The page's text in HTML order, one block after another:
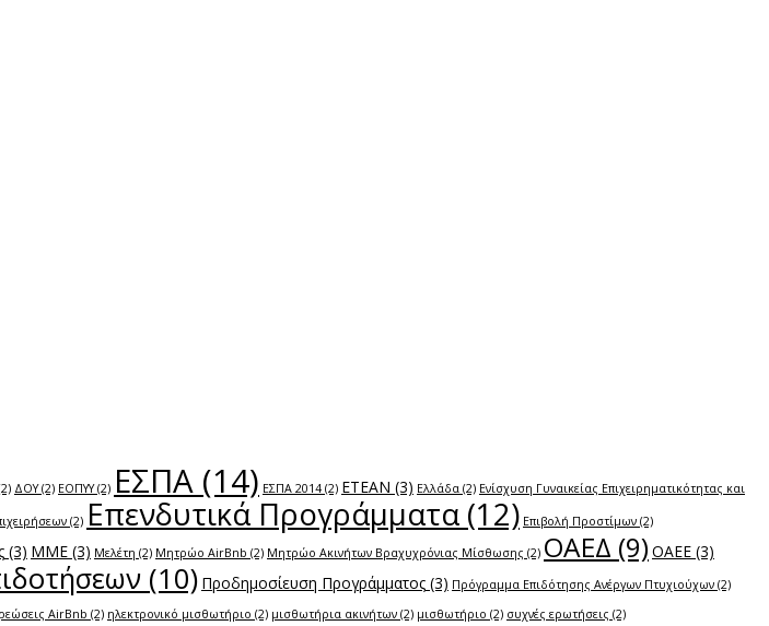
ΔΟΥ(2) ΕΟΠΥΥ(2) ΕΣΠΑ (14) ΕΣΠΑ 2014 (2) ΕΤΕΑΝ (3) Ελλάδα (2) Ενίσχυση Γυναικείας Επιχειρηματικότητας και
(2) Επενδυτικά Προγράμματα (12) Επιβολή Προστίμων (2)
(3) ΜΜΕ (3) Μελέτη (2) Μητρώο AirBnb (2) Μητρώο Ακινήτων Βραχυχρόνιας Μίσθωσης (2) ΟΑΕΔ (9) ΟΑΕΕ (3)
(10) Προδημοσίευση Προγράμματος (3) Πρόγραμμα Επιδότησης Ανέργων Πτυχιούχων (2)
AirBnb (2) ηλεκτρονικό μισθωτήριο (2) μισθωτήρια ακινήτων (2) μισθωτήριο (2) συχνές ερωτήσεις (2)